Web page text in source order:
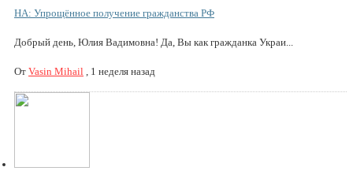
НА: Упрощённое получение гражданства РФ
Добрый день, Юлия Вадимовна! Да, Вы как гражданка Украи...
От Vasin Mihail , 1 неделя назад